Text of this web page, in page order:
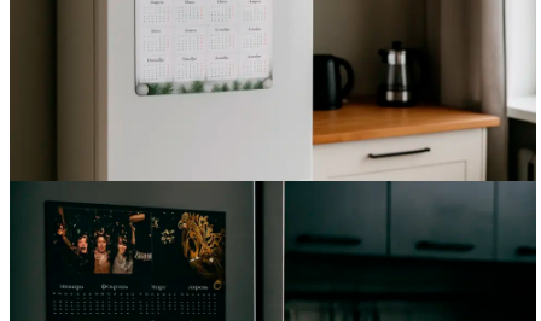
Портфолио
Франшиза
Контакты